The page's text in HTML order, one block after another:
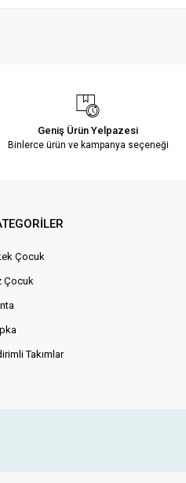
Geniş Ürün Yelpazesi
Binlerce ürün ve kampanya seçeneği
Çocuk
Çocuk
Takımlar